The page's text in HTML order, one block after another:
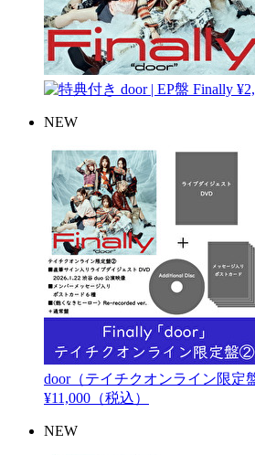
door | EP盤 Finally
NEW
door（テイチクオンライン限定
¥11,000（税込）
NEW